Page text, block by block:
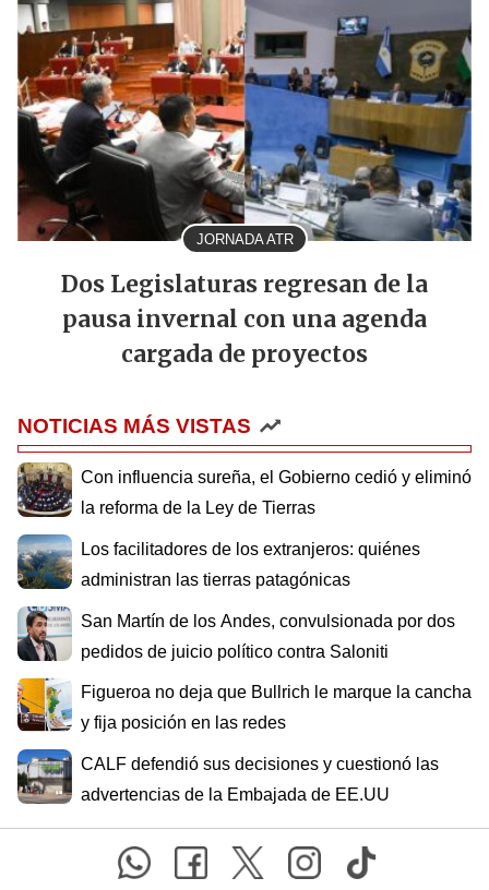
JORNADA ATR
Dos Legislaturas regresan de la
pausa invernal con una agenda
cargada de proyectos
NOTICIAS MÁS VISTAS
Con influencia sureña, el Gobierno cedió y eliminó
la reforma de la Ley de Tierras
Los facilitadores de los extranjeros: quiénes
administran las tierras patagónicas
San Martín de los Andes, convulsionada por dos
pedidos de juicio político contra Saloniti
Figueroa no deja que Bullrich le marque la cancha
y fija posición en las redes
CALF defendió sus decisiones y cuestionó las
advertencias de la Embajada de EE.UU